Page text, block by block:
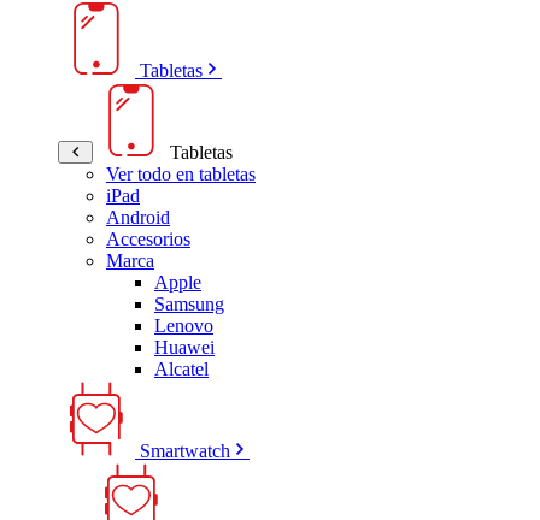
Tabletas
Tabletas
Ver todo en tabletas
iPad
Android
Accesorios
Marca
Apple
Samsung
Lenovo
Huawei
Alcatel
Smartwatch